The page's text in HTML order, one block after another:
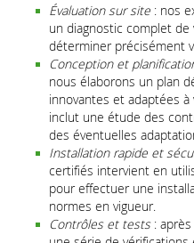
Évaluation sur site : nos
un diagnostic complet
déterminer précisément
Conception et
nous élaborons un plan
innovantes et adaptées
inclut une étude des
des éventuelles
Installation rapide et
certifiés intervient en
pour effectuer une
normes en vigueur.
Contrôles et tests: après